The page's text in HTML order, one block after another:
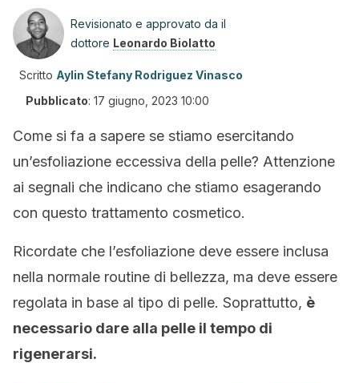
Revisionato e approvato da il
dottore Leonardo Biolatto
Scritto Aylin Stefany Rodriguez Vinasco
Pubblicato: 17 giugno, 2023 10:00
Come si fa a sapere se stiamo esercitando
un’esfoliazione eccessiva della pelle? Attenzione
ai segnali che indicano che stiamo esagerando
con questo trattamento cosmetico.
Ricordate che l’esfoliazione deve essere inclusa
nella normale routine di bellezza, ma deve essere
regolata in base al tipo di pelle. Soprattutto, è
necessario dare alla pelle il tempo di
rigenerarsi.